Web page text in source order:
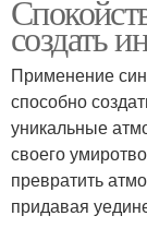
создать
Применение
способно
уникальные
своего
превратить
придавая